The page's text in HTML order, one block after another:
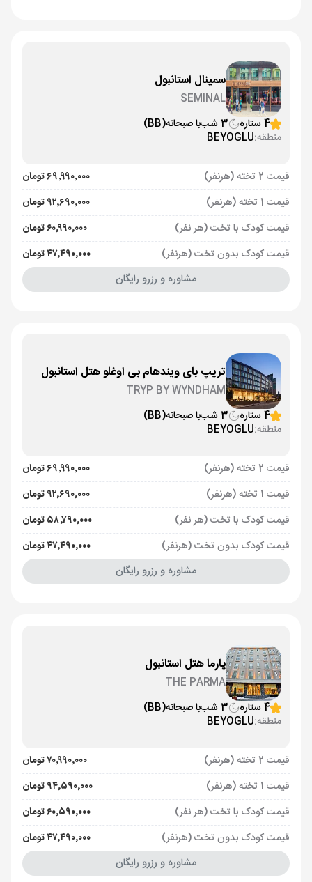
سمینال استانبول
SEMINAL
4 ستاره
3 شب با صبحانه(BB)
منطقه:BEYOGLU
قیمت 2 تخته (هرنفر)
۶۹٬۹۹۰٬۰۰۰ تومان
قیمت 1 تخته (هرنفر)
۹۲٬۶۹۰٬۰۰۰ تومان
قیمت کودک با تخت (هر نفر)
۶۰٬۹۹۰٬۰۰۰ تومان
قیمت کودک بدون تخت (هرنفر)
۴۷٬۴۹۰٬۰۰۰ تومان
مشاوره و رزرو رایگان
تریپ بای ویندهام بی اوغلو هتل استانبول
TRYP BY WYNDHAM
4 ستاره
3 شب با صبحانه(BB)
منطقه:BEYOGLU
قیمت 2 تخته (هرنفر)
۶۹٬۹۹۰٬۰۰۰ تومان
قیمت 1 تخته (هرنفر)
۹۲٬۶۹۰٬۰۰۰ تومان
قیمت کودک با تخت (هر نفر)
۵۸٬۷۹۰٬۰۰۰ تومان
قیمت کودک بدون تخت (هرنفر)
۴۷٬۴۹۰٬۰۰۰ تومان
مشاوره و رزرو رایگان
پارما هتل استانبول
THE PARMA
4 ستاره
3 شب با صبحانه(BB)
منطقه:BEYOGLU
قیمت 2 تخته (هرنفر)
۷۰٬۹۹۰٬۰۰۰ تومان
قیمت 1 تخته (هرنفر)
۹۴٬۵۹۰٬۰۰۰ تومان
قیمت کودک با تخت (هر نفر)
۶۰٬۵۹۰٬۰۰۰ تومان
قیمت کودک بدون تخت (هرنفر)
۴۷٬۴۹۰٬۰۰۰ تومان
مشاوره و رزرو رایگان